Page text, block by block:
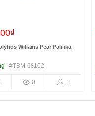
Wiliams Pear Palinka
| #TBM-68102
1
0